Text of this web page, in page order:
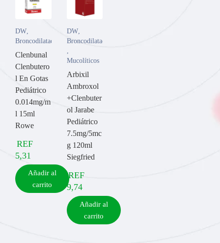
DW,
Broncodilatador
Clenbunal
Clenbutero
l En Gotas
Pediátrico
0.014mg/m
l 15ml
Rowe
REF
5,31
Añadir al
carrito
DW,
Broncodilatador
,
Mucolíticos
Arbixil
Ambroxol
+Clenbuter
ol Jarabe
Pediátrico
7.5mg/5mc
g 120ml
Siegfried
REF
9,74
Añadir al
carrito